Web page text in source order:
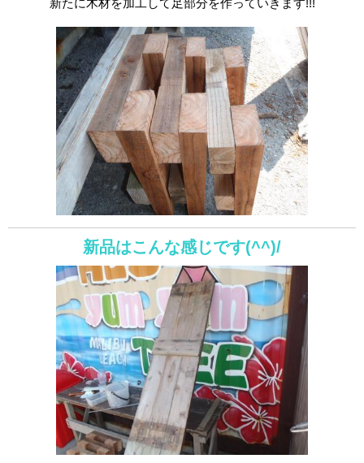
新品はこんな感じです(^^)/